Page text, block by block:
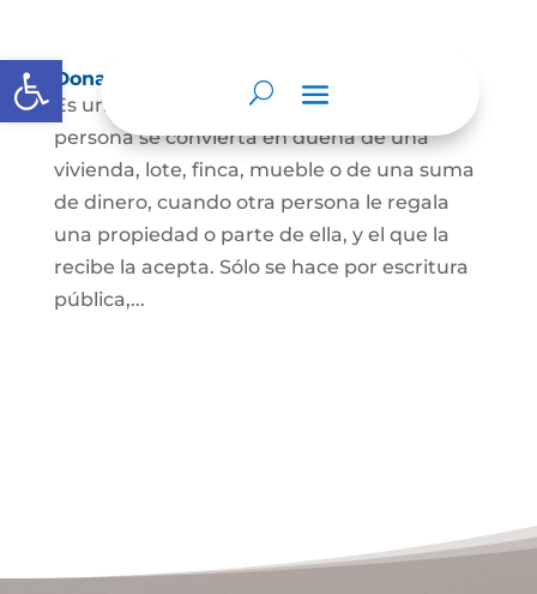
Abrir barra de herramientas
Donación
Es uno de los contratos cuyo fin es que una
persona se convierta en dueña de una
vivienda, lote, finca, mueble o de una suma
de dinero, cuando otra persona le regala
una propiedad o parte de ella, y el que la
recibe la acepta. Sólo se hace por escritura
pública,...